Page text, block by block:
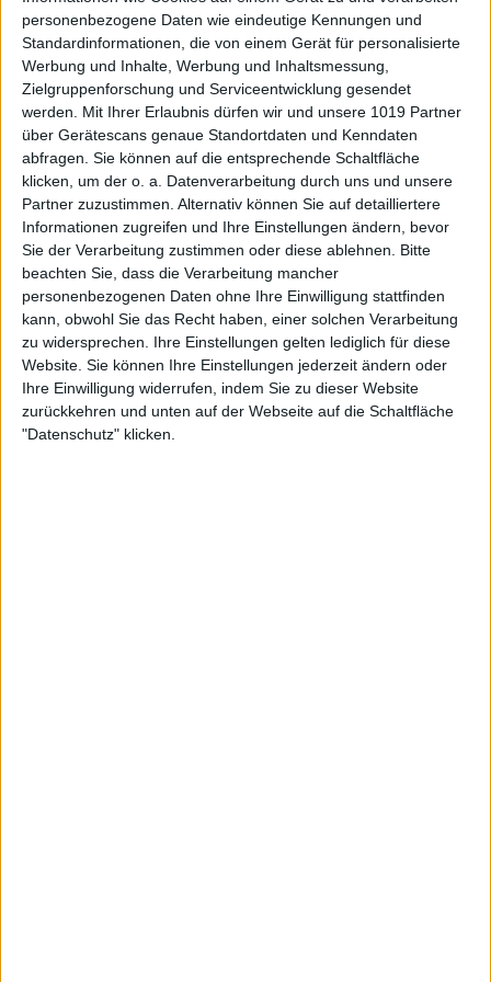
personenbezogene Daten wie eindeutige Kennungen und
Standardinformationen, die von einem Gerät für personalisierte
Werbung und Inhalte, Werbung und Inhaltsmessung,
Zielgruppenforschung und Serviceentwicklung gesendet
werden.
Mit Ihrer Erlaubnis dürfen wir und unsere 1019 Partner
über Gerätescans genaue Standortdaten und Kenndaten
abfragen. Sie können auf die entsprechende Schaltfläche
klicken, um der o. a. Datenverarbeitung durch uns und unsere
Partner zuzustimmen. Alternativ können Sie auf detailliertere
Informationen zugreifen und Ihre Einstellungen ändern, bevor
Sie der Verarbeitung zustimmen oder diese ablehnen.
Bitte
beachten Sie, dass die Verarbeitung mancher
personenbezogenen Daten ohne Ihre Einwilligung stattfinden
kann, obwohl Sie das Recht haben, einer solchen Verarbeitung
zu widersprechen. Ihre Einstellungen gelten lediglich für diese
Website. Sie können Ihre Einstellungen jederzeit ändern oder
Ihre Einwilligung widerrufen, indem Sie zu dieser Website
zurückkehren und unten auf der Webseite auf die Schaltfläche
"Datenschutz" klicken.